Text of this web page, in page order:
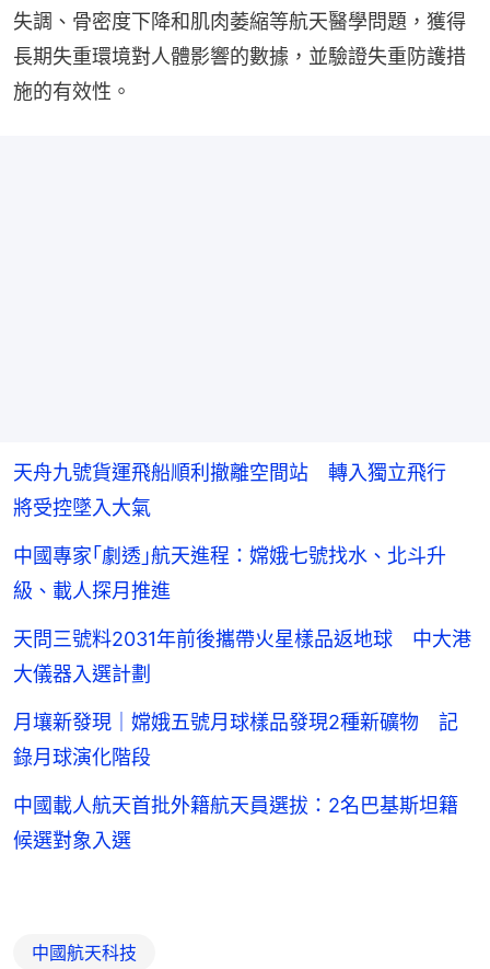
失調、骨密度下降和肌肉萎縮等航天醫學問題，獲得
長期失重環境對人體影響的數據，並驗證失重防護措
施的有效性。
天舟九號貨運飛船順利撤離空間站 轉入獨立飛行
將受控墜入大氣
中國專家｢劇透｣航天進程：嫦娥七號找水、北斗升
級、載人探月推進
天問三號料2031年前後攜帶火星樣品返地球 中大港
大儀器入選計劃
月壤新發現｜嫦娥五號月球樣品發現2種新礦物 記
錄月球演化階段
中國載人航天首批外籍航天員選拔：2名巴基斯坦籍
候選對象入選
中國航天科技